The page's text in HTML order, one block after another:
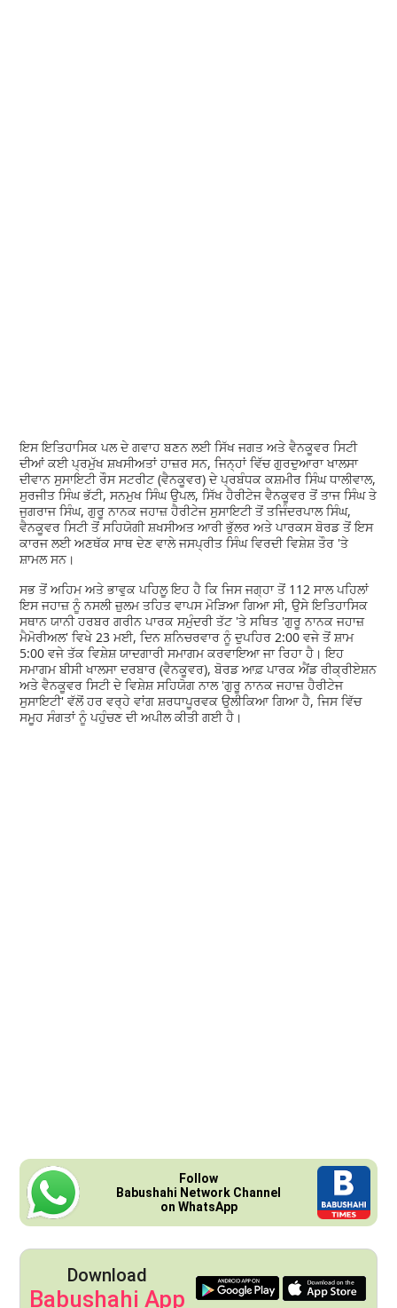
ਇਸ ਇਤਿਹਾਸਿਕ ਪਲ ਦੇ ਗਵਾਹ ਬਣਨ ਲਈ ਸਿੱਖ ਜਗਤ ਅਤੇ ਵੈਨਕੂਵਰ ਸਿਟੀ
ਦੀਆਂ ਕਈ ਪ੍ਰਮੁੱਖ ਸ਼ਖਸੀਅਤਾਂ ਹਾਜ਼ਰ ਸਨ, ਜਿਨ੍ਹਾਂ ਵਿੱਚ ਗੁਰਦੁਆਰਾ ਖਾਲਸਾ
ਦੀਵਾਨ ਸੁਸਾਇਟੀ ਰੌਸ ਸਟਰੀਟ (ਵੈਨਕੂਵਰ) ਦੇ ਪ੍ਰਬੰਧਕ ਕਸ਼ਮੀਰ ਸਿੰਘ ਧਾਲੀਵਾਲ,
ਸੁਰਜੀਤ ਸਿੰਘ ਭੱਟੀ, ਸਨਮੁਖ ਸਿੰਘ ਉਪਲ, ਸਿੱਖ ਹੈਰੀਟੇਜ ਵੈਨਕੂਵਰ ਤੋਂ ਤਾਜ ਸਿੰਘ ਤੇ
ਜੁਗਰਾਜ ਸਿੰਘ, ਗੁਰੂ ਨਾਨਕ ਜਹਾਜ਼ ਹੈਰੀਟੇਜ ਸੁਸਾਇਟੀ ਤੋਂ ਤਜਿੰਦਰਪਾਲ ਸਿੰਘ,
ਵੈਨਕੂਵਰ ਸਿਟੀ ਤੋਂ ਸਹਿਯੋਗੀ ਸ਼ਖਸੀਅਤ ਆਰੀ ਭੁੱਲਰ ਅਤੇ ਪਾਰਕਸ ਬੋਰਡ ਤੋਂ ਇਸ
ਕਾਰਜ ਲਈ ਅਣਥੱਕ ਸਾਥ ਦੇਣ ਵਾਲੇ ਜਸਪ੍ਰੀਤ ਸਿੰਘ ਵਿਰਦੀ ਵਿਸ਼ੇਸ਼ ਤੌਰ 'ਤੇ
ਸ਼ਾਮਲ ਸਨ।
ਸਭ ਤੋਂ ਅਹਿਮ ਅਤੇ ਭਾਵੁਕ ਪਹਿਲੂ ਇਹ ਹੈ ਕਿ ਜਿਸ ਜਗ੍ਹਾ ਤੋਂ 112 ਸਾਲ ਪਹਿਲਾਂ
ਇਸ ਜਹਾਜ਼ ਨੂੰ ਨਸਲੀ ਜ਼ੁਲਮ ਤਹਿਤ ਵਾਪਸ ਮੋੜਿਆ ਗਿਆ ਸੀ, ਉਸੇ ਇਤਿਹਾਸਿਕ
ਸਥਾਨ ਯਾਨੀ ਹਰਬਰ ਗਰੀਨ ਪਾਰਕ ਸਮੁੰਦਰੀ ਤੱਟ 'ਤੇ ਸਥਿਤ 'ਗੁਰੂ ਨਾਨਕ ਜਹਾਜ਼
ਮੈਮੋਰੀਅਲ' ਵਿਖੇ 23 ਮਈ, ਦਿਨ ਸ਼ਨਿਚਰਵਾਰ ਨੂੰ ਦੁਪਹਿਰ 2:00 ਵਜੇ ਤੋਂ ਸ਼ਾਮ
5:00 ਵਜੇ ਤੱਕ ਵਿਸ਼ੇਸ਼ ਯਾਦਗਾਰੀ ਸਮਾਗਮ ਕਰਵਾਇਆ ਜਾ ਰਿਹਾ ਹੈ। ਇਹ
ਸਮਾਗਮ ਬੀਸੀ ਖਾਲਸਾ ਦਰਬਾਰ (ਵੈਨਕੂਵਰ), ਬੋਰਡ ਆਫ਼ ਪਾਰਕ ਐਂਡ ਰੀਕ੍ਰੀਏਸ਼ਨ
ਅਤੇ ਵੈਨਕੂਵਰ ਸਿਟੀ ਦੇ ਵਿਸ਼ੇਸ਼ ਸਹਿਯੋਗ ਨਾਲ 'ਗੁਰੂ ਨਾਨਕ ਜਹਾਜ਼ ਹੈਰੀਟੇਜ
ਸੁਸਾਇਟੀ' ਵੱਲੋਂ ਹਰ ਵਰ੍ਹੇ ਵਾਂਗ ਸ਼ਰਧਾਪੂਰਵਕ ਉਲੀਕਿਆ ਗਿਆ ਹੈ, ਜਿਸ ਵਿੱਚ
ਸਮੂਹ ਸੰਗਤਾਂ ਨੂੰ ਪਹੁੰਚਣ ਦੀ ਅਪੀਲ ਕੀਤੀ ਗਈ ਹੈ।
Follow
Babushahi Network Channel
on WhatsApp
Download
Babushahi App